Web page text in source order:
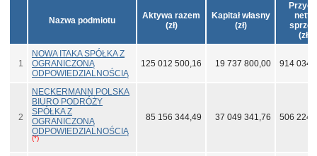
Nazwa podmiotu
Aktywa razem
(zł)
Kapitał własny
(zł)
netto
(zł)
1
NOWA ITAKA SPÓŁKA Z
OGRANICZONĄ
ODPOWIEDZIALNOŚCIĄ
125 012 500,16 19 737 800,00 914 034
2
NECKERMANN POLSKA
BIURO PODRÓŻY
SPÓŁKA Z
OGRANICZONĄ
ODPOWIEDZIALNOŚCIĄ
(*)
85 156 344,49 37 049 341,76 506 224